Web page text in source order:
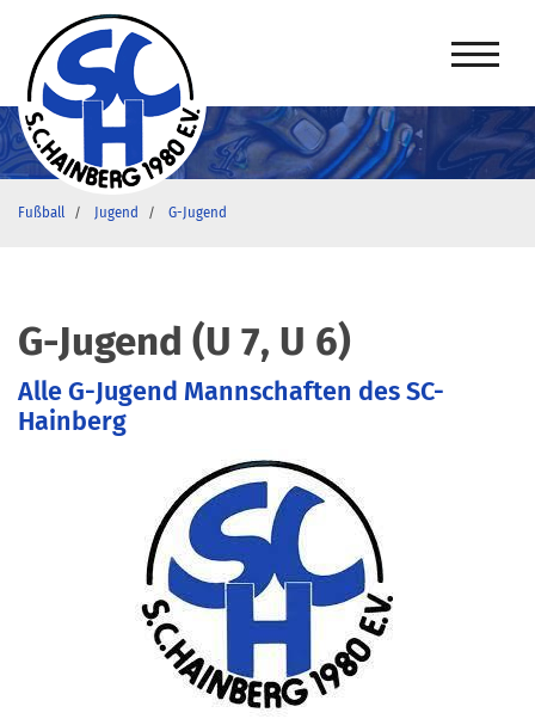
Fußball Jugend G-Jugend
G-Jugend (U 7, U 6)
Alle G-Jugend Mannschaften des SC-
Hainberg